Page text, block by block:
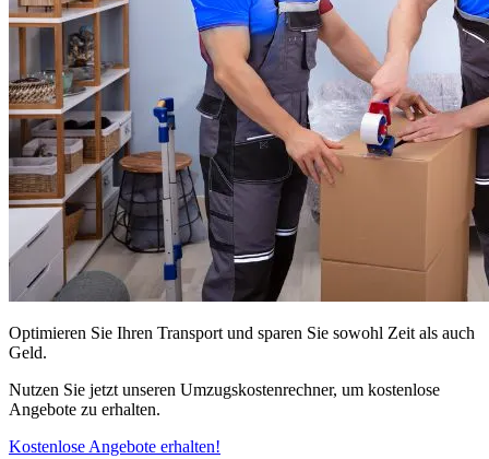
Optimieren Sie Ihren Transport und sparen Sie sowohl Zeit als auch
Geld.
Nutzen Sie jetzt unseren Umzugskostenrechner, um kostenlose
Angebote zu erhalten.
Kostenlose Angebote erhalten!